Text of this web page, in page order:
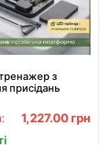
з
присідань
і
повторів, до
1,227.00 грн